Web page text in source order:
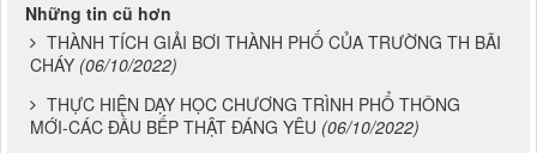
Những tin cũ hơn
THÀNH TÍCH GIẢI BƠI THÀNH PHỐ CỦA TRƯỜNG TH BÃI
CHÁY (06/10/2022)
THỰC HIỆN DẠY HỌC CHƯƠNG TRÌNH PHỔ THÔNG
MỚI-CÁC ĐẦU BẾP THẬT ĐÁNG YÊU (06/10/2022)